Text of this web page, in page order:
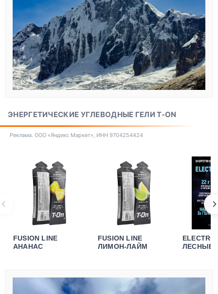
ЭНЕРГЕТИЧЕСКИЕ УГЛЕВОДНЫЕ ГЕЛИ T-ON
Реклама. ООО «Яндекс Маркет», ИНН 9704254424
FUSION LINE
АНАНАС
FUSION LINE
ЛИМОН-ЛАЙМ
ЛЕСНЫЕ